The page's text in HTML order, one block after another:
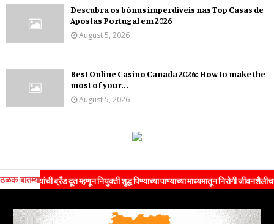
Descubra os bónus imperdíveis nas Top Casas de
Apostas Portugal em 2026
August 5, 2026
Best Online Casino Canada 2026: How to make the
most of your...
August 5, 2026
ठळक बातम्या
ब्रँड दूत म्हणून नियुक्ती शुद्ध पिण्याच्या पाण्याच्या माध्यमातून निरोगी जीवनशैलीचा संदेश